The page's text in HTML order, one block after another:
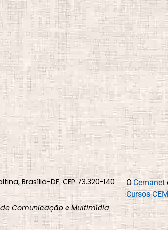
Brasília-DF. CEP 73.320-140
de Comunicação e Multimídia
O Cemanet
Cursos